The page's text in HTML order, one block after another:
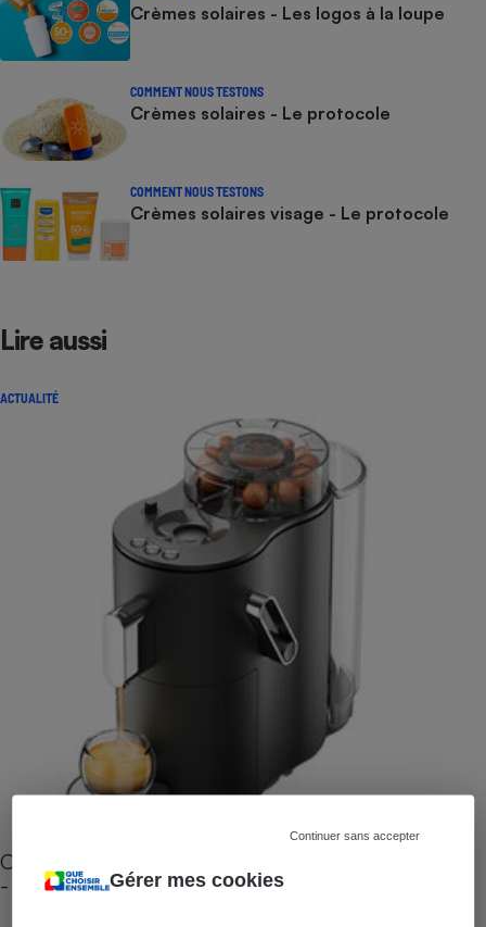
Gérer mes cookies
Continuer sans accepter
Crèmes solaires - Les logos à la loupe
COMMENT NOUS TESTONS
Crèmes solaires - Le protocole
COMMENT NOUS TESTONS
Crèmes solaires visage - Le protocole
Lire aussi
ACTUALITÉ
Cafetière à capsules zéro déchet CoffeeB (vidéo)
- Premières impressions